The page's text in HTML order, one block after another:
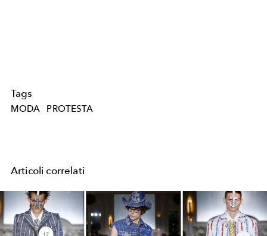
Tags
MODA PROTESTA
Articoli correlati